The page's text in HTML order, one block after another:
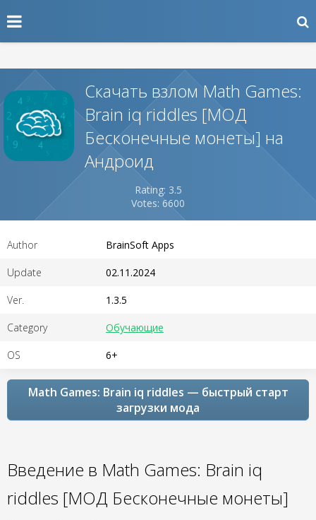
Скачать взлом Math Games:
Brain iq riddles [МОД
Бесконечные монеты] на
Андроид
Rating: 3.5
Votes: 6600
Author BrainSoft Apps
Update 02.11.2024
Ver. 1.3.5
Category Обучающие
OS 6+
Math Games: Brain iq riddles — быстрый старт
загрузки мода
Введение в Math Games: Brain iq
riddles [МОД Бесконечные монеты]